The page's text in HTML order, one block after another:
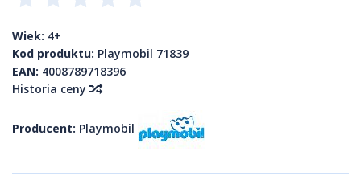
Wiek: 4+
Kod produktu: Playmobil 71839
EAN: 4008789718396
Historia ceny
Producent: Playmobil